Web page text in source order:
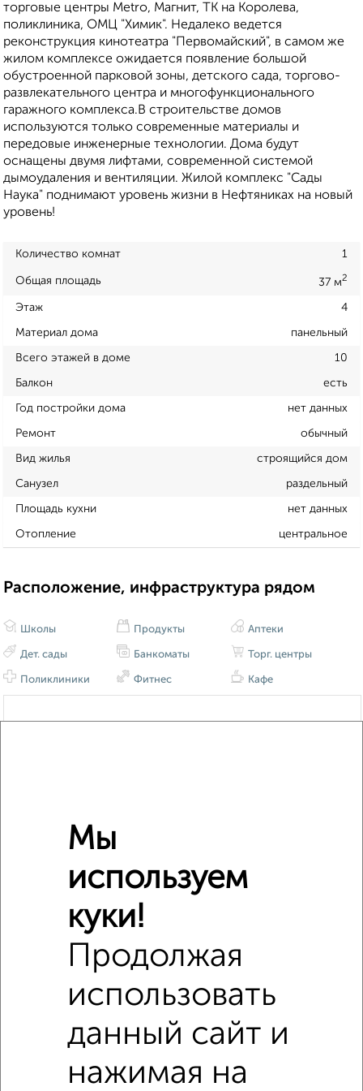
торговые центры Metro, Магнит, ТК на Королева,
поликлиника, ОМЦ "Химик". Недалеко ведется
реконструкция кинотеатра "Первомайский", в самом же
жилом комплексе ожидается появление большой
обустроенной парковой зоны, детского сада, торгово-
развлекательного центра и многофункционального
гаражного комплекса.В строительстве домов
используются только современные материалы и
передовые инженерные технологии. Дома будут
оснащены двумя лифтами, современной системой
дымоудаления и вентиляции. Жилой комплекс "Сады
Наука" поднимают уровень жизни в Нефтяниках на новый
уровень!
Количество комнат 1
Общая площадь 37 м2
Этаж 4
Материал дома панельный
Всего этажей в доме 10
Балкон есть
Год постройки дома нет данных
Ремонт обычный
Вид жилья строящийся дом
Санузел раздельный
Площадь кухни нет данных
Отопление центральное
Расположение, инфраструктура рядом
Школы
Дет. сады
Поликлиники
Продукты
Банкоматы
Фитнес
Аптеки
Торг. центры
Кафе
Сравнение средних цен
1‑комнатные квартиры с похожей площадью ±10%
Мы
используем
куки!
Продолжая
использовать
данный сайт и
нажимая на